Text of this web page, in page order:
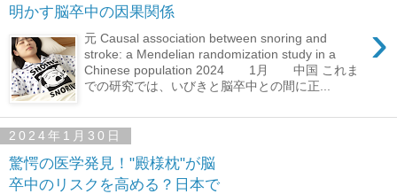
明かす脳卒中の因果関係
›
元 Causal association between snoring and
stroke: a Mendelian randomization study in a
Chinese population 2024 1月 中国 これま
での研究では、いびきと脳卒中との間に正...
2024年1月30日
驚愕の医学発見！"殿様枕"が脳
卒中のリスクを高める？日本で